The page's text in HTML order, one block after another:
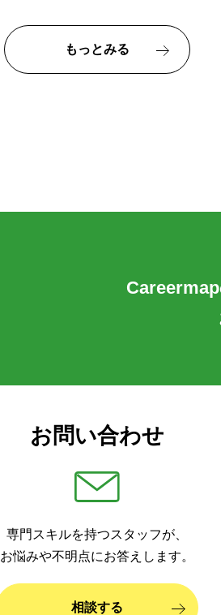
もっとみる
お問い合わせ
専門スキルを持つスタッフが、
お悩みや不明点にお答えします。
相談する